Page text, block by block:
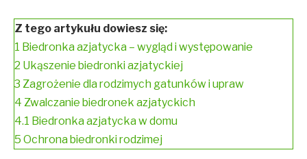
Z tego artykułu dowiesz się:
1 Biedronka azjatycka – wygląd i występowanie
2 Ukąszenie biedronki azjatyckiej
3 Zagrożenie dla rodzimych gatunków i upraw
4 Zwalczanie biedronek azjatyckich
4.1 Biedronka azjatycka w domu
5 Ochrona biedronki rodzimej